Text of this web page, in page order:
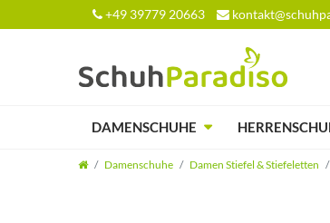
+49 39779 20663
DAMENSCHUHE
Damenschuhe Damen Stiefel & Stiefeletten